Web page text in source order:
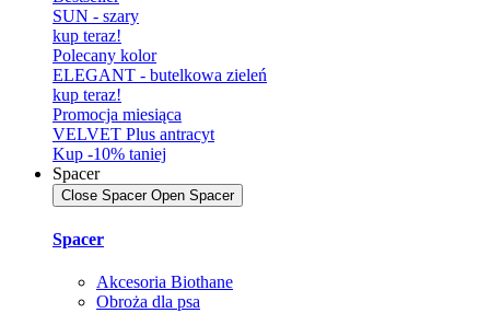
SUN - szary
kup teraz!
Polecany kolor
ELEGANT - butelkowa zieleń
kup teraz!
Promocja miesiąca
VELVET Plus antracyt
Kup -10% taniej
Spacer
Close Spacer Open Spacer
Spacer
Akcesoria Biothane
Obroża dla psa